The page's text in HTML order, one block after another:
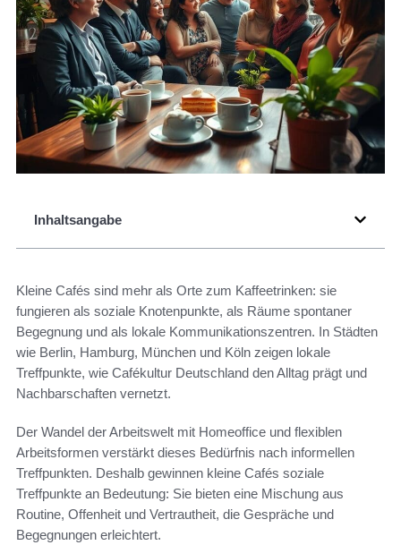
Inhaltsangabe
Kleine Cafés sind mehr als Orte zum Kaffeetrinken: sie
fungieren als soziale Knotenpunkte, als Räume spontaner
Begegnung und als lokale Kommunikationszentren. In Städten
wie Berlin, Hamburg, München und Köln zeigen lokale
Treffpunkte, wie Cafékultur Deutschland den Alltag prägt und
Nachbarschaften vernetzt.
Der Wandel der Arbeitswelt mit Homeoffice und flexiblen
Arbeitsformen verstärkt dieses Bedürfnis nach informellen
Treffpunkten. Deshalb gewinnen kleine Cafés soziale
Treffpunkte an Bedeutung: Sie bieten eine Mischung aus
Routine, Offenheit und Vertrautheit, die Gespräche und
Begegnungen erleichtert.